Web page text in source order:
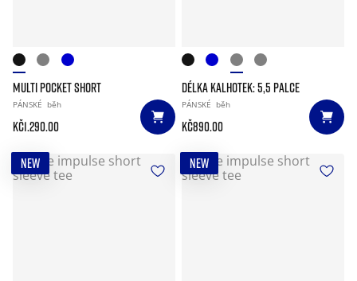
MULTI POCKET SHORT
PÁNSKÉ běh
Kč1.290.00
DÉLKA KALHOTEK: 5,5 PALCE
PÁNSKÉ běh
Kč890.00
NEW NEW